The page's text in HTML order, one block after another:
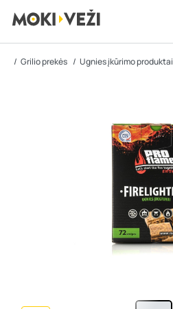
Grilio prekės Ugnies įkūrimo produktai